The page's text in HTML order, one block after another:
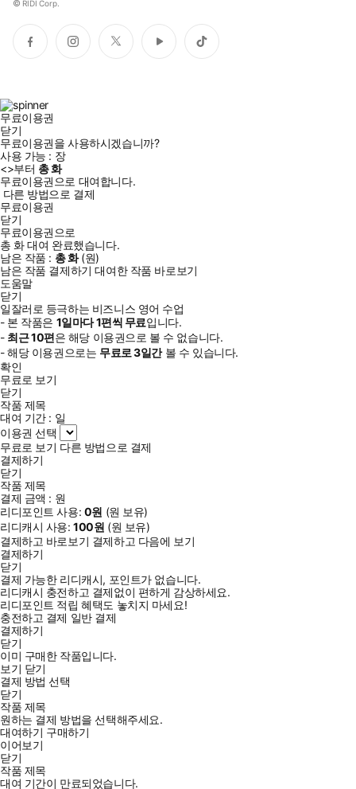
© RIDI Corp.
페
이
인
스
트
위
유
튜
틱
톡
무료이용권
닫기
무료이용권을 사용하시겠습니까?
사용 가능 : 장
<>부터 총화
무료이용권으로 대여합니다.
다른 방법으로 결제
무료이용권
닫기
무료이용권으로
총 화대여 완료했습니다.
남은 작품 : 총화(원)
남은 작품 결제하기 대여한 작품 바로보기
도움말
닫기
일잘러로 등극하는 비즈니스 영어 수업
- 본 작품은 1일마다1편씩 무료입니다.
- 최근10편은 해당 이용권으로 볼 수 없습니다.
- 해당 이용권으로는 무료로3일간볼 수 있습니다.
확인
무료로 보기
닫기
작품 제목
대여 기간 : 일
이용권 선택
무료로 보기 다른 방법으로 결제
결제하기
닫기
작품 제목
결제 금액 : 원
리디포인트 사용: 0원 (원 보유)
리디캐시 사용:100원 (원 보유)
결제하고 바로보기 결제하고 다음에 보기
결제하기
닫기
결제 가능한 리디캐시, 포인트가 없습니다.
리디캐시 충전하고 결제없이 편하게 감상하세요.
리디포인트 적립 혜택도 놓치지 마세요!
충전하고 결제 일반 결제
결제하기
닫기
이미 구매한 작품입니다.
보기 닫기
결제 방법 선택
닫기
작품 제목
원하는 결제 방법을 선택해주세요.
대여하기 구매하기
이어보기
닫기
작품 제목
대여 기간이 만료되었습니다.